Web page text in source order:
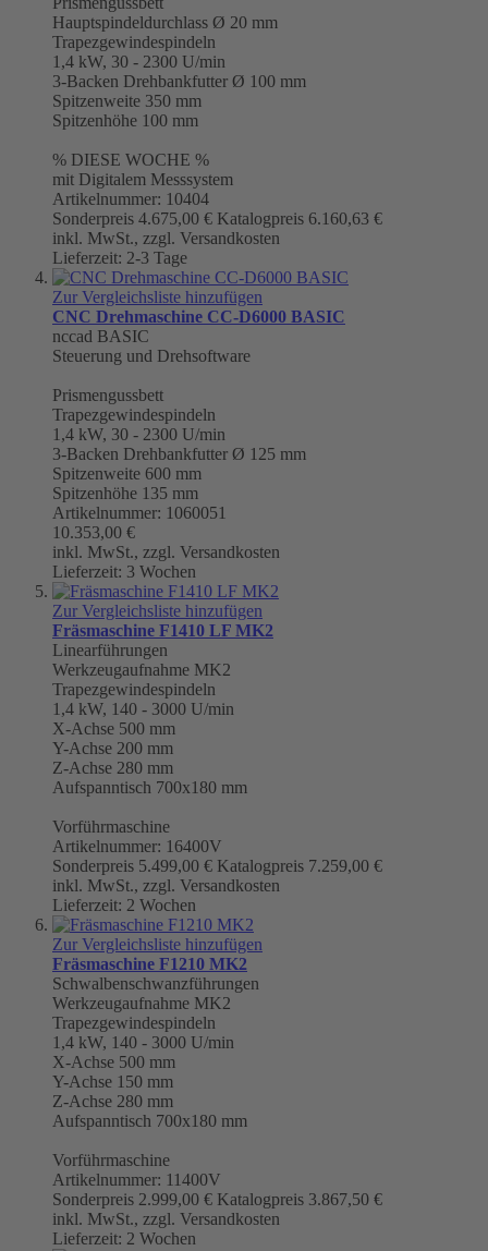
Hauptspindeldurchlass Ø 20 mm
Trapezgewindespindeln
1,4 kW, 30 - 2300 U/min
3-Backen Drehbankfutter Ø 100 mm
Spitzenweite 350 mm
Spitzenhöhe 100 mm
% DIESE WOCHE %
mit Digitalem Messsystem
Artikelnummer: 10404
Sonderpreis 4.675,00 € Katalogpreis 6.160,63 €
inkl. MwSt., zzgl. Versandkosten
Lieferzeit: 2-3 Tage
Zur Vergleichsliste hinzufügen
CNC Drehmaschine CC-D6000 BASIC
nccad BASIC
Steuerung und Drehsoftware
Prismengussbett
Trapezgewindespindeln
1,4 kW, 30 - 2300 U/min
3-Backen Drehbankfutter Ø 125 mm
Spitzenweite 600 mm
Spitzenhöhe 135 mm
Artikelnummer: 1060051
10.353,00 €
inkl. MwSt., zzgl. Versandkosten
Lieferzeit: 3 Wochen
Zur Vergleichsliste hinzufügen
Fräsmaschine F1410 LF MK2
Linearführungen
Werkzeugaufnahme MK2
Trapezgewindespindeln
1,4 kW, 140 - 3000 U/min
X-Achse 500 mm
Y-Achse 200 mm
Z-Achse 280 mm
Aufspanntisch 700x180 mm
Vorführmaschine
Artikelnummer: 16400V
Sonderpreis 5.499,00 € Katalogpreis 7.259,00 €
inkl. MwSt., zzgl. Versandkosten
Lieferzeit: 2 Wochen
Zur Vergleichsliste hinzufügen
Fräsmaschine F1210 MK2
Schwalbenschwanzführungen
Werkzeugaufnahme MK2
Trapezgewindespindeln
1,4 kW, 140 - 3000 U/min
X-Achse 500 mm
Y-Achse 150 mm
Z-Achse 280 mm
Aufspanntisch 700x180 mm
Vorführmaschine
Artikelnummer: 11400V
Sonderpreis 2.999,00 € Katalogpreis 3.867,50 €
inkl. MwSt., zzgl. Versandkosten
Lieferzeit: 2 Wochen